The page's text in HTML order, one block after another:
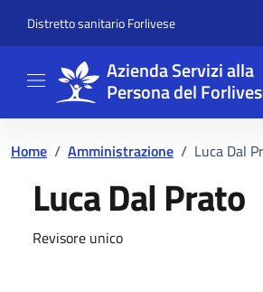
Distretto sanitario Forlivese
Azienda Servizi alla
Persona del
Home / Amministrazione / Luca Dal
Luca Dal Prato
Dettagli della
Revisore unico